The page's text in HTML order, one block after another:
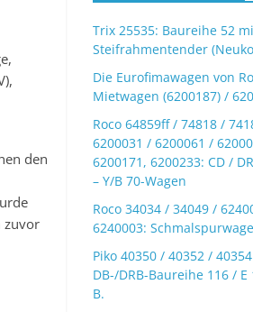
den
zuvor
Trix 25535: Baureihe 52
Steifrahmentender
Die Eurofimawagen von
Mietwagen (6200187) /
Roco 64859ff / 74818 /
6200031 / 6200061 /
6200171, 6200233: CD /
– Y/B 70-Wagen
Roco 34034 / 34049 /
6240003:
Piko 40350 / 40352 /
DB-/DRB-Baureihe 116 / E
B.